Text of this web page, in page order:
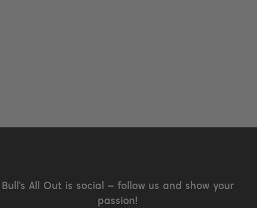
Bull’s All Out is social – follow us and show your
passion!